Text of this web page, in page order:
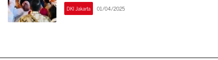
DKI Jakarta 01/04/2025